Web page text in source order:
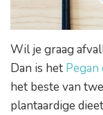
Wil je graag
Dan is het Pegan
het beste van
plantaardige